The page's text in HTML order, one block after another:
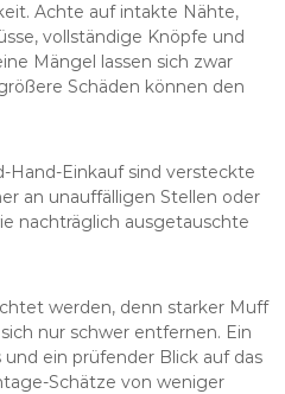
Achte auf intakte Nähte,
vollständige Knöpfe und
Mängel lassen sich zwar
Schäden können den
Hand-Einkauf sind versteckte
an unauffälligen Stellen oder
nachträglich ausgetauschte
werden, denn starker Muff
nur schwer entfernen. Ein
ein prüfender Blick auf das
Schätze von weniger